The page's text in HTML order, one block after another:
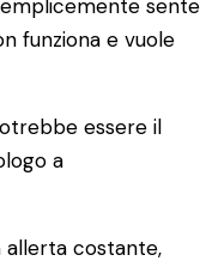
sente
funziona e vuole
essere il
a
allerta costante,